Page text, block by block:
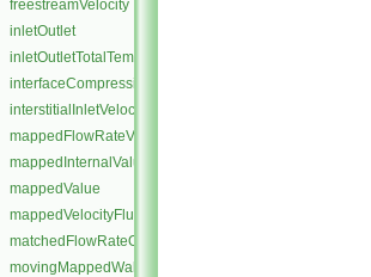
freestreamVelocity
inletOutlet
inletOutletTotalTemperature
interfaceCompression
interstitialInletVelocity
mappedFlowRateVelocity
mappedInternalValue
mappedValue
mappedVelocityFlux
matchedFlowRateOutletVelocity
movingMappedWallVelocity